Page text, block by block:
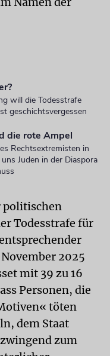
will die Todesstrafe
geschichtsvergessen
die rote Ampel
Rechtsextremisten in
Juden in der Diaspora
politischen
Todesstrafe für
2025
mit 39 zu 16
Personen, die
töten
dem Staat
zum